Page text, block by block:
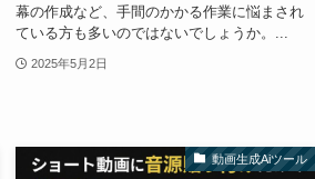
幕の作成など、手間のかかる作業に悩まされ
ている方も多いのではないでしょうか。​...
2025年5月2日
動画生成Aiツール